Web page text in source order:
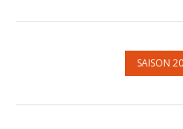
SAISON